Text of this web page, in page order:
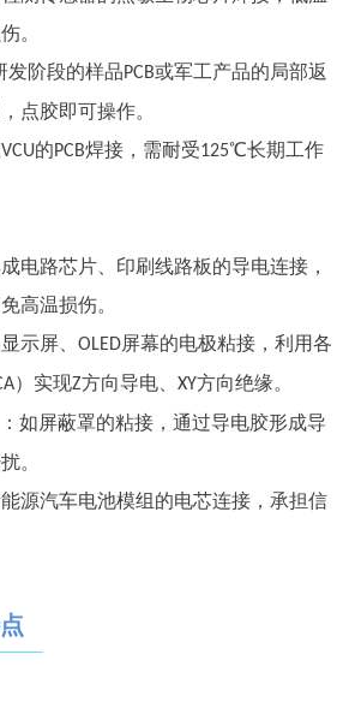
。
发阶段的样品PCB或军工产品的局部返
点胶即可操作。
VCU的PCB焊接，需耐受125℃长期工作
电路芯片、印刷线路板的导电连接，
高温损伤。
示屏、 OLED屏幕的电极粘接，利用各
）实现Z方向导电、 XY方向绝缘。
如屏蔽罩的粘接，通过导电胶形成导
。
源汽车电池模组的电芯连接，承担信